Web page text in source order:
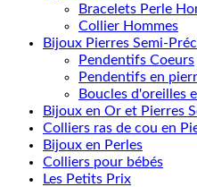
Bracelets Perle
Collier Hommes
Bijoux Pierres Semi-
Pendentifs Coeurs
Pendentifs en
Boucles d'oreilles
Bijoux en Or et Pierres
Colliers ras de cou en
Bijoux en Perles
Colliers pour bébés
Les Petits Prix